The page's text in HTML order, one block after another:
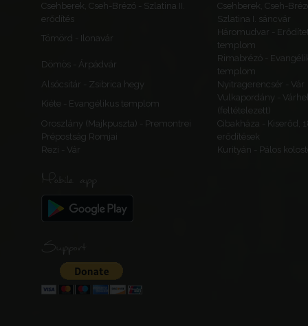
Csehberek, Cseh-Brézó - Szlatina II.
erődítés
Csehberek, Cseh-
Szlatina I. sáncvár
Tömörd - Ilonavár
Háromudvar -
templom
Dömös - Árpádvár
Rimabrézó -
templom
Alsócsitár - Zsibrica hegy
Nyitragerencsér - Vár
Kiéte - Evangélikus templom
Vulkapordány -
(feltételezett)
Oroszlány (Majkpuszta) - Premontrei
Prépostság Romjai
Cibakháza - Kiserőd,
erődítések
Rezi - Vár
Kurityán - Pálos
Mobile app
Support